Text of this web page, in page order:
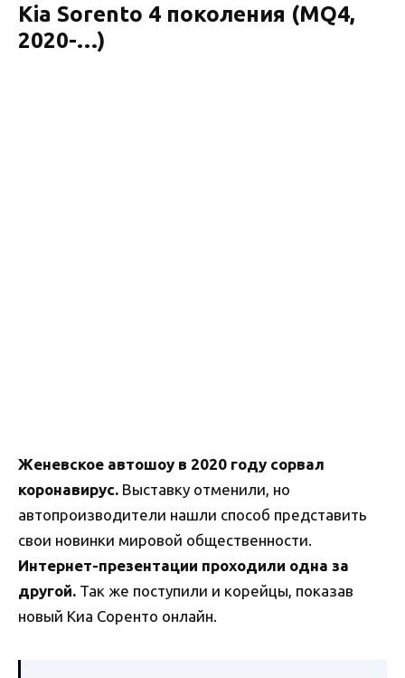
Kia Sorento 4 поколения (MQ4,
2020-…)
Женевское автошоу в 2020 году сорвал
коронавирус. Выставку отменили, но
автопроизводители нашли способ представить
свои новинки мировой общественности.
Интернет-презентации проходили одна за
другой. Так же поступили и корейцы, показав
новый Киа Соренто онлайн.